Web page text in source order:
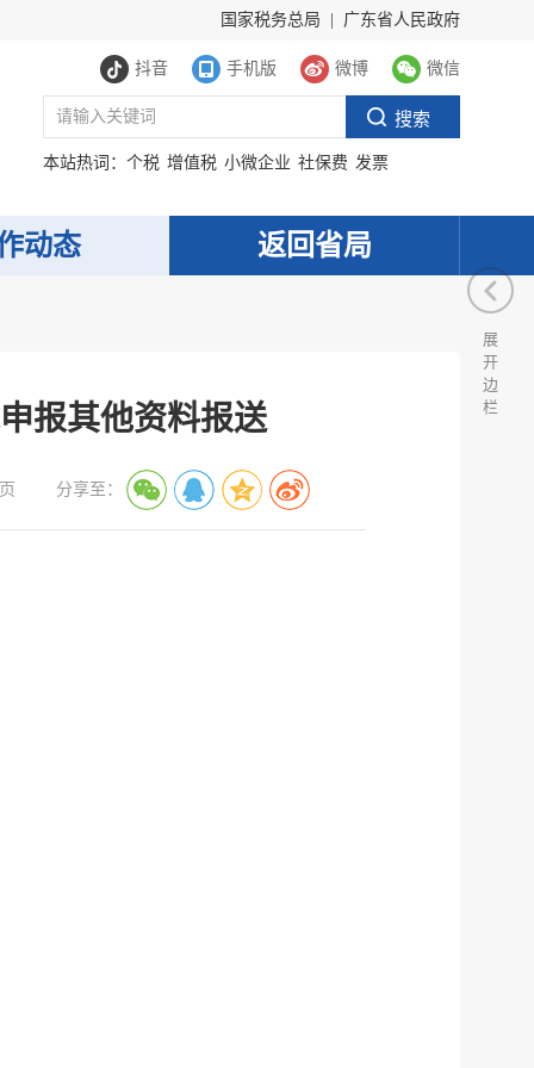
国家税务总局 广东省人民政府
抖音 手机版 微博 微信
本站热词： 个税 增值税 小微企业 社保费 发票
动态 返回省局
报其他资料报送
分享至：
展
开
边
栏